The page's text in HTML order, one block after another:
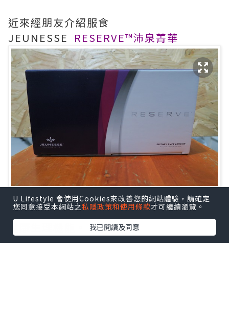
近來經朋友介紹服食
JEUNESSE RESERVE™沛泉菁華
來自美國製造,是強大的營養補充品。
有高效抗氧化效果,改善代謝,幫助身體維持
U Lifestyle 會使用Cookies來改善您的網站體驗，請確定
您同意接受本網站之私隱政策和使用條款才可繼續瀏覽。
我已閱讀及同意